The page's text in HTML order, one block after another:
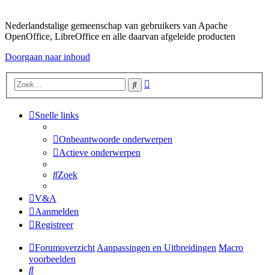
Nederlandstalige gemeenschap van gebruikers van Apache
OpenOffice, LibreOffice en alle daarvan afgeleide producten
Doorgaan naar inhoud
Zoek
Snelle links
Onbeantwoorde onderwerpen
Actieve onderwerpen
Zoek
V&A
Aanmelden
Registreer
Forumoverzicht Aanpassingen en Uitbreidingen Macro
voorbeelden
Zoek